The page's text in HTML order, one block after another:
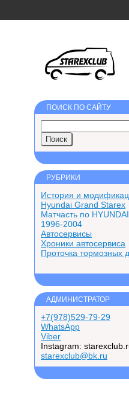
ПОИСК ПО САЙТУ
РУБРИКИ
История и
Hyundai Grand Starex
Матчасть по
1996-2004
Автосервисы
Хроники автосервиса
Проточка тормозных
АДМИНИСТРАТОР
+7(978)529-79-29
WhatsApp
Viber
Instagram:
starexclub@bk.ru